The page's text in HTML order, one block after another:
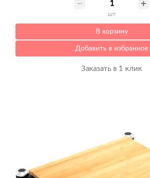
шт
В корзину
Добавить в избранное
Заказать в 1 клик